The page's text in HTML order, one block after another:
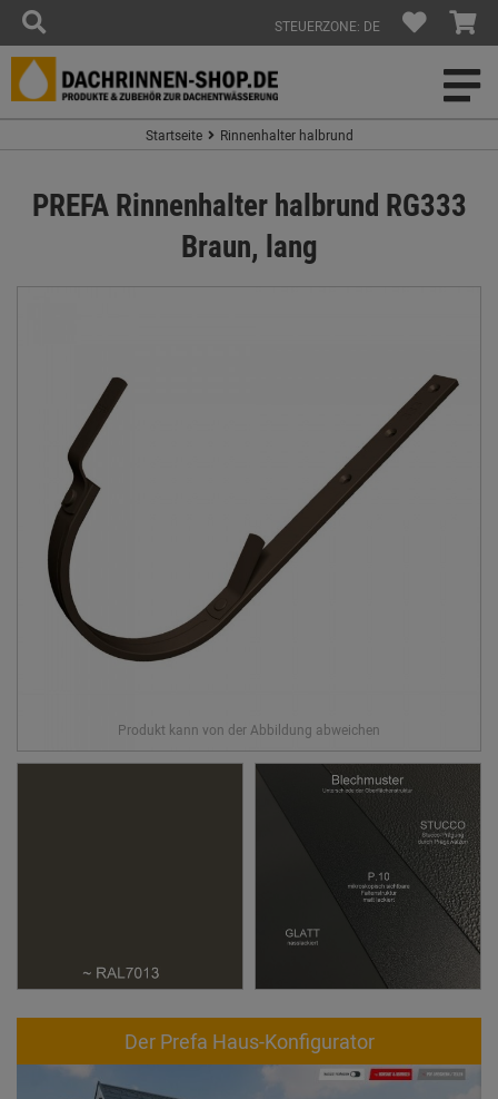
STEUERZONE: DE
Startseite Rinnenhalter halbrund
PREFA Rinnenhalter halbrund RG333
Braun, lang
Der Prefa Haus-Konfigurator